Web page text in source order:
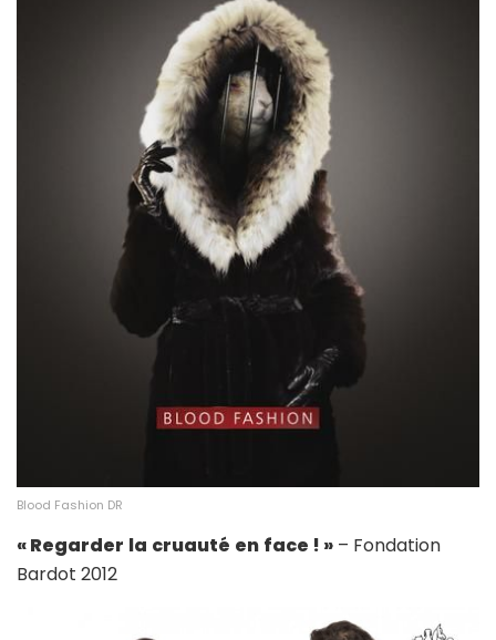
Blood Fashion DR
« Regarder la cruauté en face ! » – Fondation
Bardot 2012